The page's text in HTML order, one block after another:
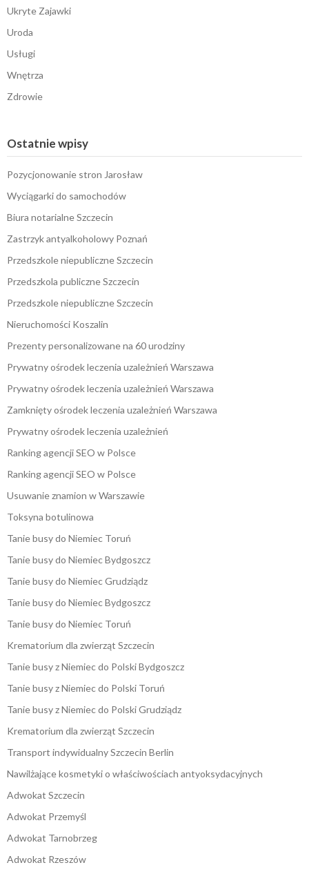
Ukryte Zajawki
Uroda
Usługi
Wnętrza
Zdrowie
Ostatnie wpisy
Pozycjonowanie stron Jarosław
Wyciągarki do samochodów
Biura notarialne Szczecin
Zastrzyk antyalkoholowy Poznań
Przedszkole niepubliczne Szczecin
Przedszkola publiczne Szczecin
Przedszkole niepubliczne Szczecin
Nieruchomości Koszalin
Prezenty personalizowane na 60 urodziny
Prywatny ośrodek leczenia uzależnień Warszawa
Prywatny ośrodek leczenia uzależnień Warszawa
Zamknięty ośrodek leczenia uzależnień Warszawa
Prywatny ośrodek leczenia uzależnień
Ranking agencji SEO w Polsce
Ranking agencji SEO w Polsce
Usuwanie znamion w Warszawie
Toksyna botulinowa
Tanie busy do Niemiec Toruń
Tanie busy do Niemiec Bydgoszcz
Tanie busy do Niemiec Grudziądz
Tanie busy do Niemiec Bydgoszcz
Tanie busy do Niemiec Toruń
Krematorium dla zwierząt Szczecin
Tanie busy z Niemiec do Polski Bydgoszcz
Tanie busy z Niemiec do Polski Toruń
Tanie busy z Niemiec do Polski Grudziądz
Krematorium dla zwierząt Szczecin
Transport indywidualny Szczecin Berlin
Nawilżające kosmetyki o właściwościach antyoksydacyjnych
Adwokat Szczecin
Adwokat Przemyśl
Adwokat Tarnobrzeg
Adwokat Rzeszów